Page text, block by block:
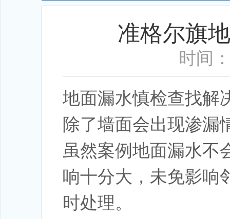
准格尔旗
时间
地面漏水慎检查找解
除了墙面会出现渗漏
虽然案例地面漏水不
响十分大，未免影响
时处理。